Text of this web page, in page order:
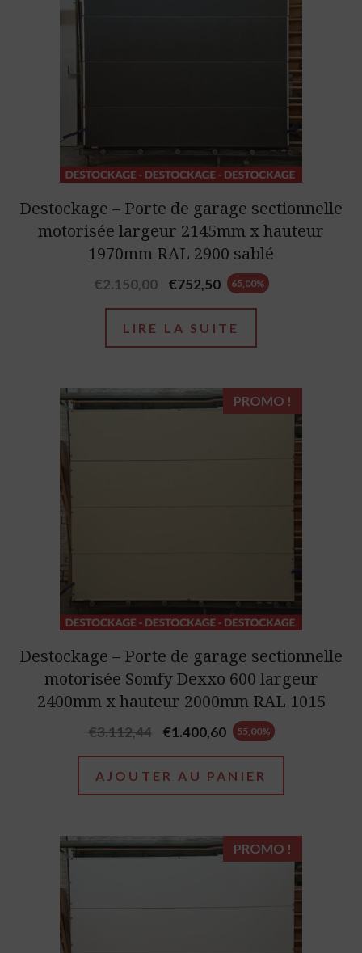
Destockage – Porte de garage sectionnelle
motorisée largeur 2145mm x hauteur
1970mm RAL 2900 sablé
€2.150,00
Original
price
was:
€2.150,00.
€752,50Current
price
is:
€752,50.
65,00%
LIRE LA SUITE
PROMO !
Destockage – Porte de garage sectionnelle
motorisée Somfy Dexxo 600 largeur
2400mm x hauteur 2000mm RAL 1015
€3.112,44
Original
price
was:
€3.112,44.
€1.400,60Current
price
is:
€1.400,60.
55,00%
AJOUTER AU PANIER
PROMO !